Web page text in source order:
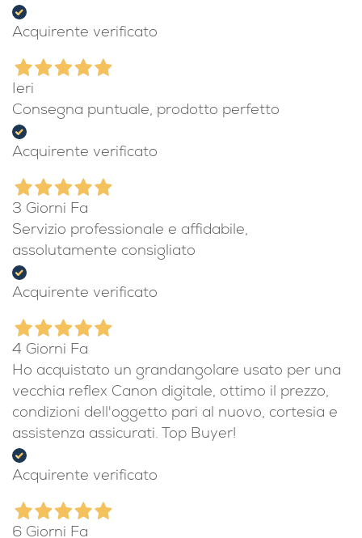
Acquirente verificato
Ieri
Consegna puntuale, prodotto perfetto
Acquirente verificato
3 Giorni Fa
Servizio professionale e affidabile,
assolutamente consigliato
Acquirente verificato
4 Giorni Fa
Ho acquistato un grandangolare usato per una
vecchia reflex Canon digitale, ottimo il prezzo,
condizioni dell'oggetto pari al nuovo, cortesia e
assistenza assicurati. Top Buyer!
Acquirente verificato
6 Giorni Fa